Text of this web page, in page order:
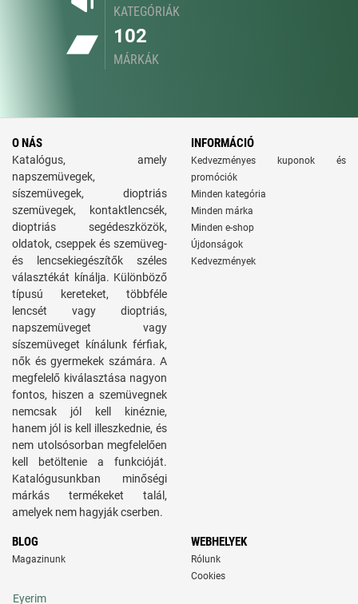
KATEGÓRIÁK
102
MÁRKÁK
O NÁS
Katalógus, amely
napszemüvegek,
síszemüvegek, dioptriás
szemüvegek, kontaktlencsék,
dioptriás segédeszközök,
oldatok, cseppek és szemüveg-
és lencsekiegészítők széles
választékát kínálja. Különböző
típusú kereteket, többféle
lencsét vagy dioptriás,
napszemüveget vagy
síszemüveget kínálunk férfiak,
nők és gyermekek számára. A
megfelelő kiválasztása nagyon
fontos, hiszen a szemüvegnek
nemcsak jól kell kinéznie,
hanem jól is kell illeszkednie, és
nem utolsósorban megfelelően
kell betöltenie a funkcióját.
Katalógusunkban minőségi
márkás termékeket talál,
amelyek nem hagyják cserben.
INFORMÁCIÓ
Kedvezményes kuponok és
promóciók
Minden kategória
Minden márka
Minden e-shop
Újdonságok
Kedvezmények
BLOG
Magazinunk
WEBHELYEK
Rólunk
Cookies
Eyerim